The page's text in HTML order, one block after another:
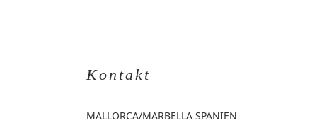
Kontakt
MALLORCA/MARBELLA SPANIEN